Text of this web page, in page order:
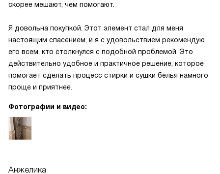
скорее мешают, чем помогают.
Я довольна покупкой. Этот элемент стал для меня
настоящим спасением, и я с удовольствием рекомендую
его всем, кто столкнулся с подобной проблемой. Это
действительно удобное и практичное решение, которое
помогает сделать процесс стирки и сушки белья намного
проще и приятнее.
Фотографии и видео:
Анжелика